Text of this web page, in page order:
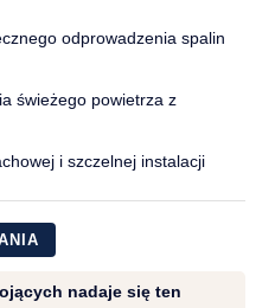
odprowadzenia spalin
świeżego powietrza z
i szczelnej instalacji
nadaje się ten